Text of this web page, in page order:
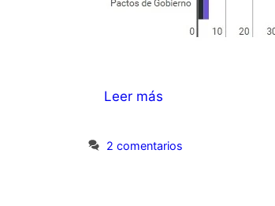
Leer más
2 comentarios